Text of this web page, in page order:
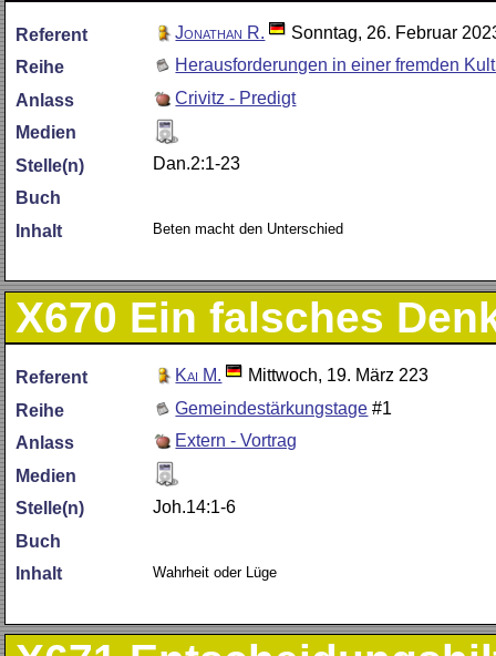
Referent Jonathan R.
Sonntag, 26. Februar
Reihe
Herausforderungen in einer fremden
Anlass
Crivitz - Predigt
Medien
Stelle(n)
Dan.2:1-23
Buch
Inhalt
Beten macht den Unterschied
X670 Ein falsches
Referent Kai M.
Mittwoch, 19. März 223
Reihe
Gemeindestärkungstage #1
Anlass
Extern - Vortrag
Medien
Stelle(n)
Joh.14:1-6
Buch
Inhalt
Wahrheit oder Lüge